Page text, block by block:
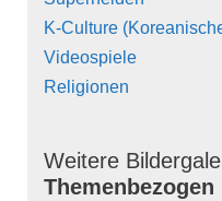
K-Culture
Videospiele
Religionen
Weitere
Themenbezogen